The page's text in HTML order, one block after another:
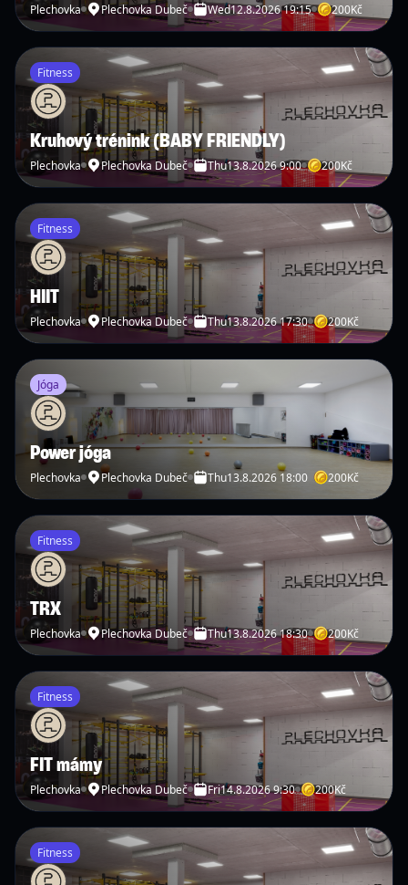
Plechovka Plechovka Dubeč Wed12.8.2026 19:15 200Kč
Fitness
Kruhový trénink (BABY FRIENDLY)
Plechovka Plechovka Dubeč Thu13.8.2026 9:00 200Kč
Fitness
HIIT
Plechovka Plechovka Dubeč Thu13.8.2026 17:30 200Kč
Jóga
Power jóga
Plechovka Plechovka Dubeč Thu13.8.2026 18:00 200Kč
Fitness
TRX
Plechovka Plechovka Dubeč Thu13.8.2026 18:30 200Kč
Fitness
FIT mámy
Plechovka Plechovka Dubeč Fri14.8.2026 9:30 200Kč
Fitness